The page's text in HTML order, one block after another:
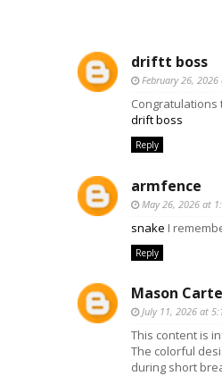
driftt boss
February 26, 2026
Congratulations
drift boss
Reply
armfence
May 26, 2026 at
snake I
Reply
Mason
July 11, 2026 at
This content is
The colorful
during short